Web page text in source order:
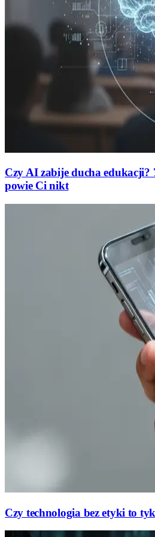
Czy AI zabije ducha edukacji?
powie Ci nikt
Czy technologia bez etyki to